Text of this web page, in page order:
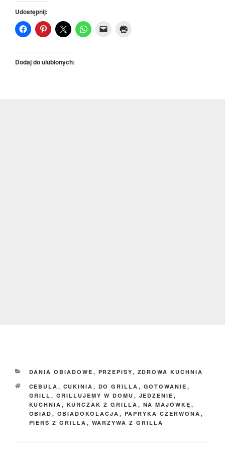
Udostępnij:
Dodaj do ulubionych:
KATEGORIE
DANIA OBIADOWE , PRZEPISY, ZDROWA KUCHNIA
TAGI
CEBULA , CUKINIA , DO GRILLA , GOTOWANIE ,
GRILL , GRILLUJEMY W DOMU , JEDZENIE ,
KUCHNIA , KURCZAK Z GRILLA , NA MAJÓWKĘ ,
OBIAD , OBIADOKOLACJA , PAPRYKA CZERWONA ,
PIERŚ Z GRILLA , WARZYWA Z GRILLA